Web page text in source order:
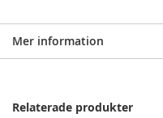
Mer information
Relaterade produkter